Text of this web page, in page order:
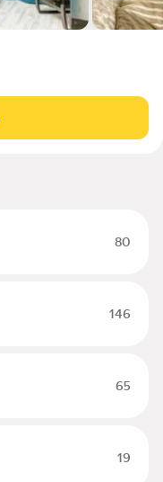
80
146
65
19